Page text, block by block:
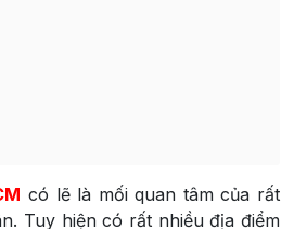
có lẽ là mối quan tâm của rất
Tuy hiện có rất nhiều địa điểm